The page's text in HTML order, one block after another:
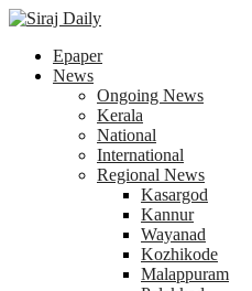
Epaper
News
Ongoing News
Kerala
National
International
Regional News
Kasargod
Kannur
Wayanad
Kozhikode
Malappuram